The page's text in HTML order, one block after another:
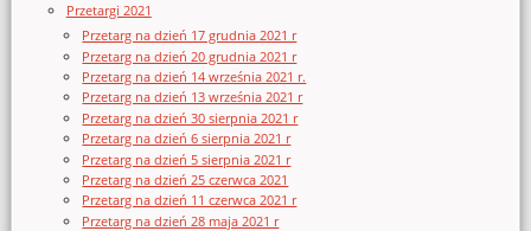
Przetargi 2021
Przetarg na dzień 17 grudnia 2021 r
Przetarg na dzień 20 grudnia 2021 r
Przetarg na dzień 14 września 2021 r.
Przetarg na dzień 13 września 2021 r
Przetarg na dzień 30 sierpnia 2021 r
Przetarg na dzień 6 sierpnia 2021 r
Przetarg na dzień 5 sierpnia 2021 r
Przetarg na dzień 25 czerwca 2021
Przetarg na dzień 11 czerwca 2021 r
Przetarg na dzień 28 maja 2021 r